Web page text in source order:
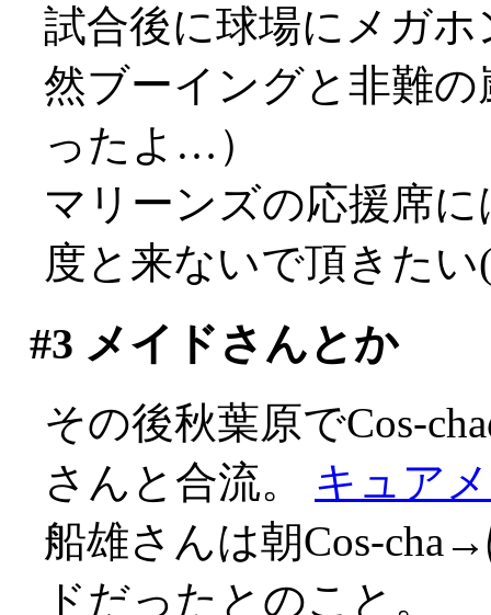
試合後に球場にメガ
然ブーイングと非難
ったよ…）
マリーンズの応援席
度と来ないで頂きたい
#3 メイドさんとか
その後秋葉原でCos-
さんと合流。 キュア
船雄さんは朝Cos-
ドだったとのこと。